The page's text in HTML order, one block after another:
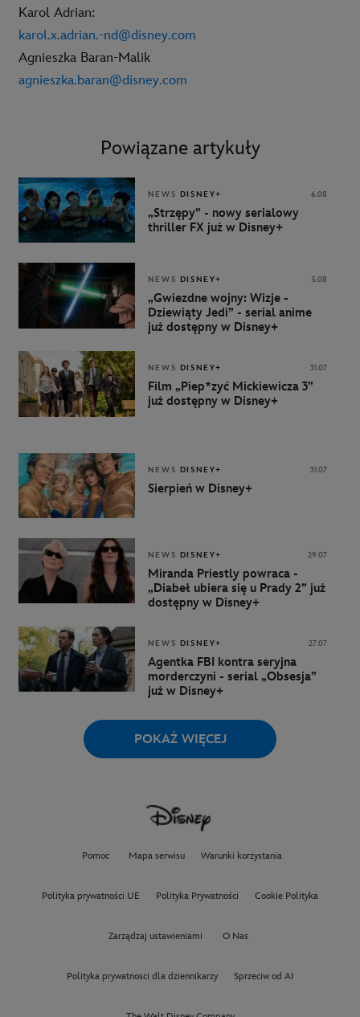
Karol Adrian:
karol.x.adrian.-nd@disney.com
Agnieszka Baran-Malik
agnieszka.baran@disney.com
Powiązane artykuły
NEWS DISNEY+ 6.08
„Strzępy” - nowy serialowy
thriller FX już w Disney+
NEWS DISNEY+ 5.08
„Gwiezdne wojny: Wizje -
Dziewiąty Jedi” - serial anime
już dostępny w Disney+
NEWS DISNEY+ 31.07
Film „Piep*zyć Mickiewicza 3”
już dostępny w Disney+
NEWS DISNEY+ 31.07
Sierpień w Disney+
NEWS DISNEY+ 29.07
Miranda Priestly powraca -
„Diabeł ubiera się u Prady 2” już
dostępny w Disney+
NEWS DISNEY+ 27.07
Agentka FBI kontra seryjna
morderczyni - serial „Obsesja”
już w Disney+
POKAŻ WIĘCEJ
Pomoc Mapa serwisu Warunki korzystania
Polityka prywatności UE Polityka Prywatności Cookie Polityka
Zarządzaj ustawieniami O Nas
Polityka prywatnosci dla dziennikarzy Sprzeciw od AI